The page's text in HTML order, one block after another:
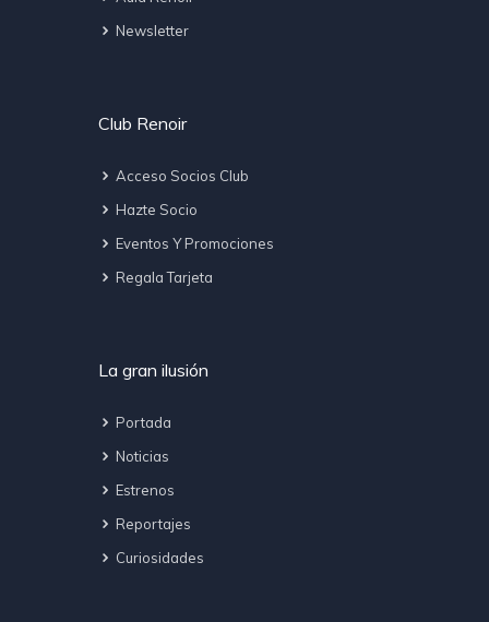
Newsletter
Club Renoir
Acceso Socios Club
Hazte Socio
Eventos Y Promociones
Regala Tarjeta
La gran ilusión
Portada
Noticias
Estrenos
Reportajes
Curiosidades